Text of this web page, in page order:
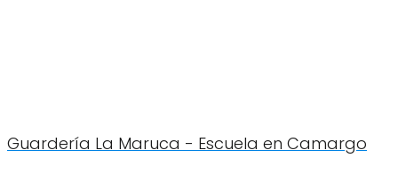
Guardería La Maruca - Escuela en Camargo